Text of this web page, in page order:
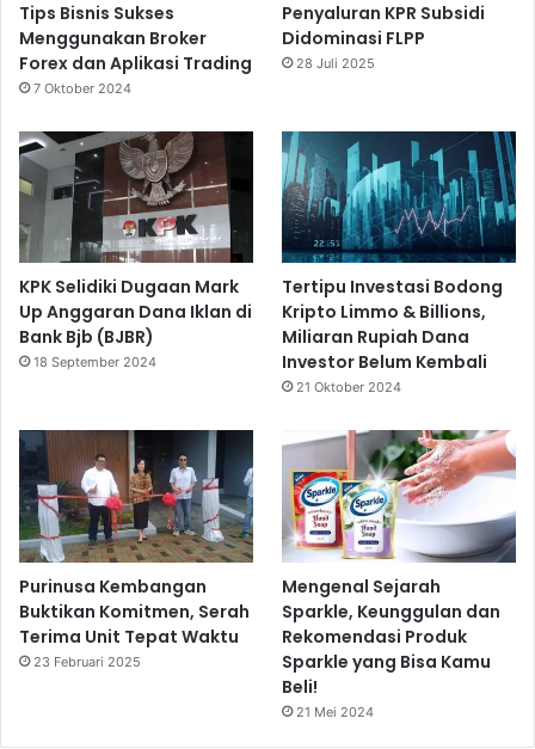
Tips Bisnis Sukses
Menggunakan Broker
Forex dan Aplikasi Trading
7 Oktober 2024
Penyaluran KPR Subsidi
Didominasi FLPP
28 Juli 2025
KPK Selidiki Dugaan Mark
Up Anggaran Dana Iklan di
Bank Bjb (BJBR)
18 September 2024
Tertipu Investasi Bodong
Kripto Limmo & Billions,
Miliaran Rupiah Dana
Investor Belum Kembali
21 Oktober 2024
Purinusa Kembangan
Buktikan Komitmen, Serah
Terima Unit Tepat Waktu
23 Februari 2025
Mengenal Sejarah
Sparkle, Keunggulan dan
Rekomendasi Produk
Sparkle yang Bisa Kamu
Beli!
21 Mei 2024